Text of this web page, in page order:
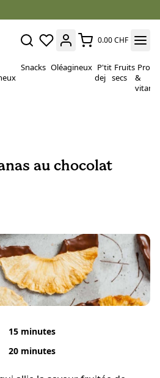
0.00 CHF
Snacks Oléagineux P'tit
dej
Fruits
secs
&
au chocolat
15 minutes
20 minutes